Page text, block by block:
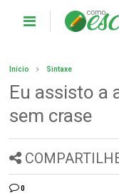
Início Sintaxe
Eu assisto a
sem crase
0